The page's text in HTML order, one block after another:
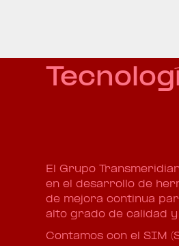
El Grupo
en el desarrollo de
de mejora continua
alto grado de calidad
Contamos con el SIM